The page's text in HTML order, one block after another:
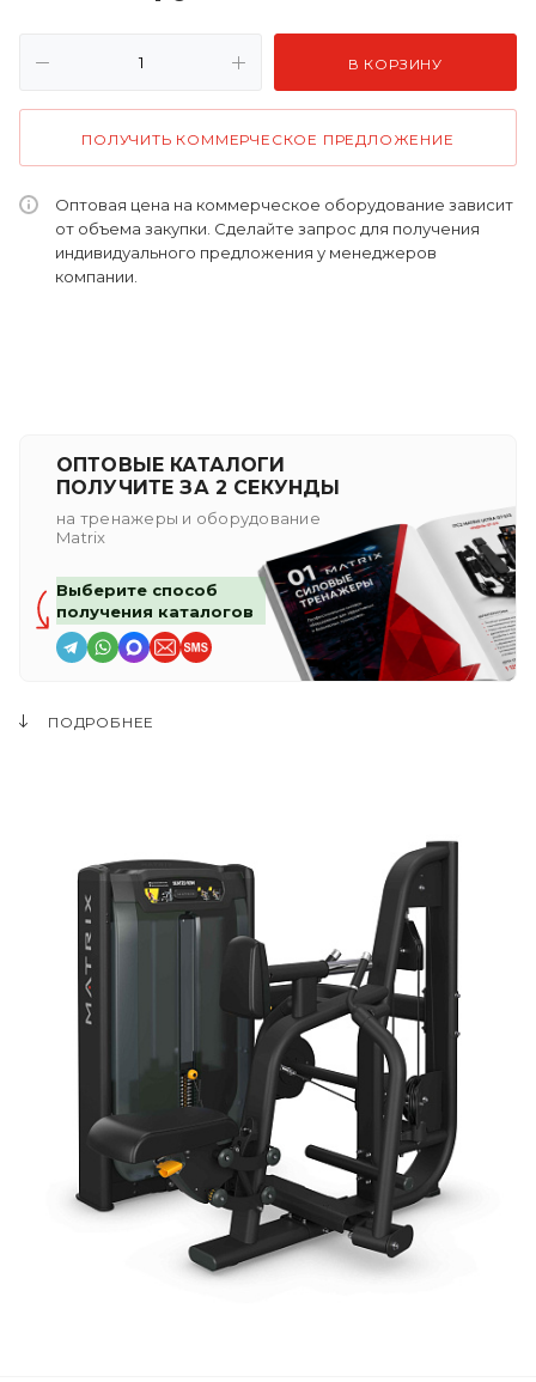
В КОРЗИНУ
ПОЛУЧИТЬ КОММЕРЧЕСКОЕ ПРЕДЛОЖЕНИЕ
Оптовая цена на коммерческое оборудование зависит
от объема закупки. Сделайте запрос для получения
индивидуального предложения у менеджеров
компании.
ОПТОВЫЕ КАТАЛОГИ
ПОЛУЧИТЕ ЗА 2 СЕКУНДЫ
на тренажеры и оборудование
Matrix
Выберите способ
получения каталогов
ПОДРОБНЕЕ